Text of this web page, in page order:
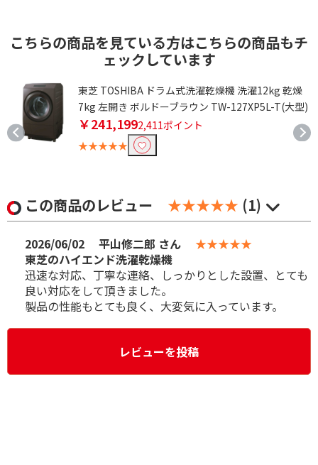
こちらの商品を見ている方はこちらの商品もチ
ェックしています
東芝 TOSHIBA ドラム式洗濯乾燥機 洗濯12kg 乾燥
7kg 左開き ボルドーブラウン TW-127XP5L-T(大型)
￥241,1992,411ポイント
★★★★★
この商品のレビュー ★★★★★ (1)
2026/06/02 平山修二郎 さん
★★★★★
東芝のハイエンド洗濯乾燥機
迅速な対応、丁寧な連絡、しっかりとした設置、とても
良い対応をして頂きました。
製品の性能もとても良く、大変気に入っています。
レビューを投稿